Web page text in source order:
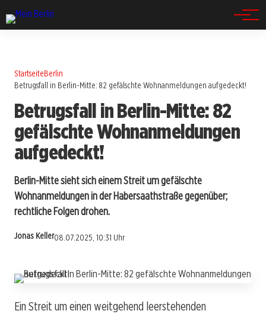
StartseiteBerlin
Betrugsfall in Berlin-Mitte: 82 gefälschte Wohnanmeldungen aufgedeckt!
Betrugsfall in Berlin-Mitte: 82
gefälschte Wohnanmeldungen
aufgedeckt!
Berlin-Mitte sieht sich einem Streit um gefälschte
Wohnanmeldungen in der Habersaathstraße gegenüber;
rechtliche Folgen drohen.
Jonas Keller08.07.2025, 10:31 Uhr
Ein Streit um einen weitgehend leerstehenden